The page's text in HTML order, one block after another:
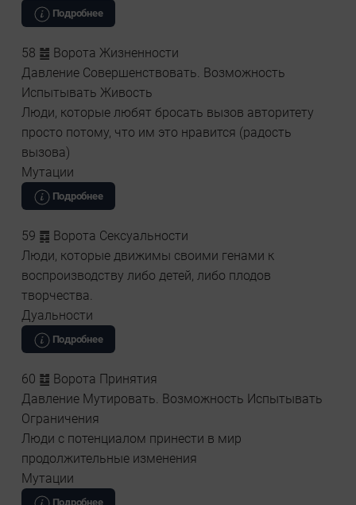
Подробнее
58 ䷹ Ворота Жизненности
Давление Совершенствовать. Возможность
Испытывать Живость
Люди, которые любят бросать вызов авторитету
просто потому, что им это нравится (радость
вызова)
Мутации
Подробнее
59 ䷺ Ворота Сексуальности
Люди, которые движимы своими генами к
воспроизводству либо детей, либо плодов
творчества.
Дуальности
Подробнее
60 ䷻ Ворота Принятия
Давление Мутировать. Возможность Испытывать
Ограничения
Люди с потенциалом принести в мир
продолжительные изменения
Мутации
Подробнее